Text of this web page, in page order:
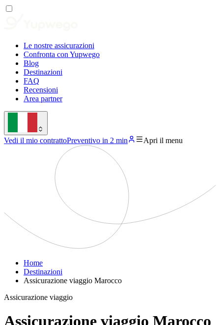
Le nostre assicurazioni
Confronta con Yupwego
Blog
Destinazioni
FAQ
Recensioni
Area partner
Vedi il mio contrattoPreventivo in 2 min Apri il menu
Home
Destinazioni
Assicurazione viaggio Marocco
Assicurazione viaggio
Assicurazione viaggio Marocco